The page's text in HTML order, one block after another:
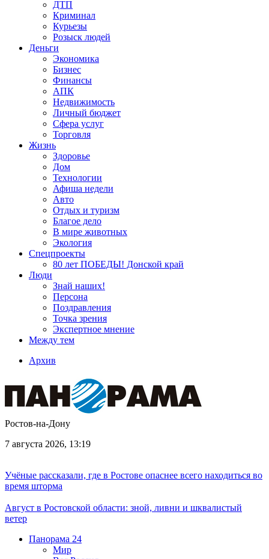
ДТП
Криминал
Курьезы
Розыск людей
Деньги
Экономика
Бизнес
Финансы
АПК
Недвижимость
Личный бюджет
Сфера услуг
Торговля
Жизнь
Здоровье
Дом
Технологии
Афиша недели
Авто
Отдых и туризм
Благое дело
В мире животных
Экология
Спецпроекты
80 лет ПОБЕДЫ! Донской край
Люди
Знай наших!
Персона
Поздравления
Точка зрения
Экспертное мнение
Между тем
Архив
Ростов-на-Дону
7 августа 2026, 13:19
Учёные рассказали, где в Ростове опаснее всего находиться во
время шторма
Август в Ростовской области: зной, ливни и шквалистый
ветер
Панорама 24
Мир